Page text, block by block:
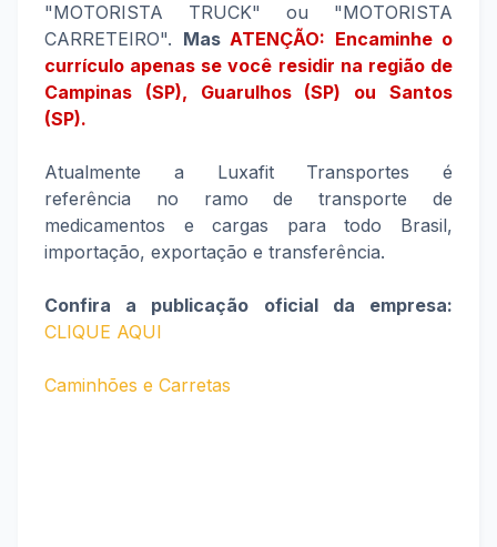
"MOTORISTA TRUCK" ou "MOTORISTA
CARRETEIRO". Mas ATENÇÃO: Encaminhe o
currículo apenas se você residir na região de
Campinas (SP), Guarulhos (SP) ou Santos
(SP).
Atualmente a Luxafit Transportes é
referência no ramo de transporte de
medicamentos e cargas para todo Brasil,
importação, exportação e transferência.
Confira a publicação oficial da empresa:
CLIQUE AQUI
Caminhões e Carretas